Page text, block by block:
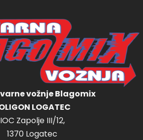
vožnje Blagomix
LOGATEC
IOC Zapolje III/12,
1370 Logatec